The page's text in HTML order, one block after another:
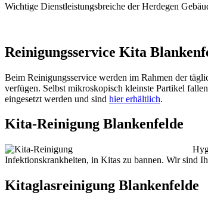
Wichtige Dienstleistungsbreiche der Herdegen
Reinigungsservice Kita
Beim Reinigungsservice werden im Rahmen der
verfügen. Selbst mikroskopisch kleinste Partikel
eingesetzt werden und sind hier erhältlich.
Kita-Reinigung Blankenfelde
Infektionskrankheiten, in Kitas zu bannen. Wir sind
Kitaglasreinigung Blankenfelde